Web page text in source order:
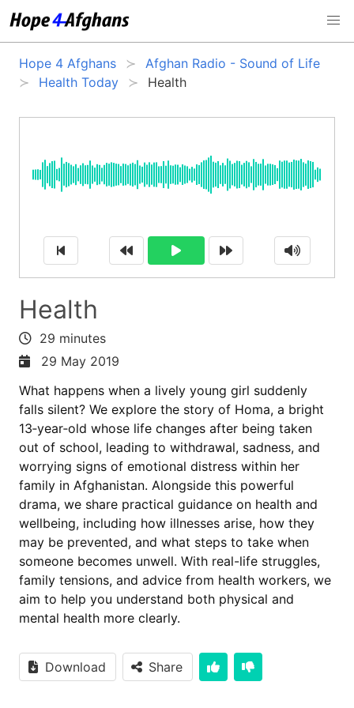
Hope 4 Afghans
Afghan Radio - Sound of Life
Health Today
Health
Health
29 minutes
29 May 2019
What happens when a lively young girl suddenly
falls silent? We explore the story of Homa, a bright
13‑year‑old whose life changes after being taken
out of school, leading to withdrawal, sadness, and
worrying signs of emotional distress within her
family in Afghanistan. Alongside this powerful
drama, we share practical guidance on health and
wellbeing, including how illnesses arise, how they
may be prevented, and what steps to take when
someone becomes unwell. With real-life struggles,
family tensions, and advice from health workers, we
aim to help you understand both physical and
mental health more clearly.
Download Share